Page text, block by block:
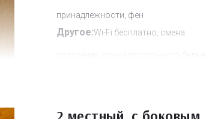
принадлежности, фен
Другое:Wi-Fi бесплатно, смена